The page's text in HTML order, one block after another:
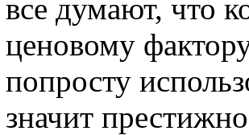
все думают, что
ценовому
попросту
значит